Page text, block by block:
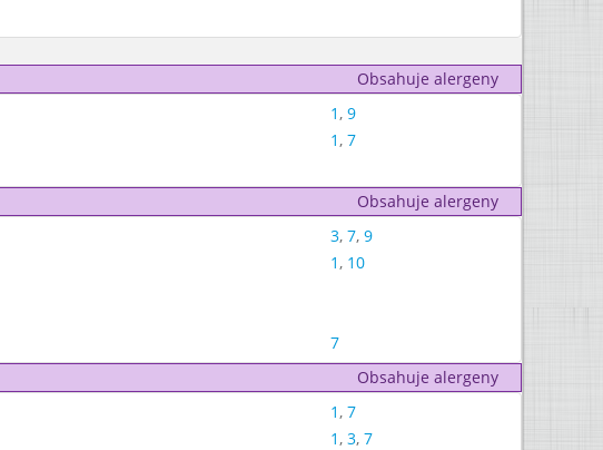
Obsahuje alergeny
1, 9
1, 7
Obsahuje alergeny
3, 7, 9
1, 10
7
Obsahuje alergeny
1, 7
1, 3, 7